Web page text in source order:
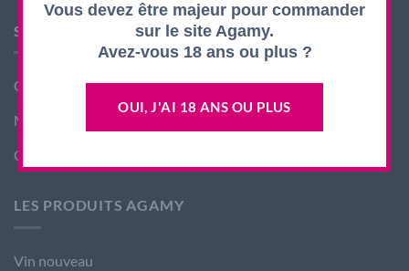
SHOP AGAMY
Conditions générales de ventes
Mentions légales
Contact
LES PRODUITS AGAMY
Vin nouveau
Vous devez être majeur pour commander
sur le site Agamy.
Avez-vous 18 ans ou plus ?
OUI, J'AI 18 ANS OU PLUS